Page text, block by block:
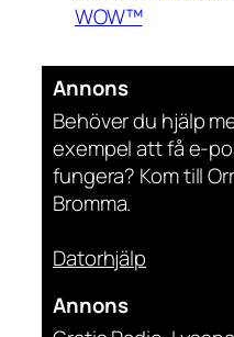
WOW™
Annons
Behöver du hjälp
exempel att få e-
fungera? Kom till
Bromma.
Datorhjälp
Annons